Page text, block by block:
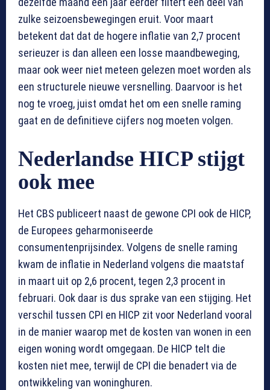
zulke seizoensbewegingen eruit. Voor maart
betekent dat dat de hogere inflatie van 2,7 procent
serieuzer is dan alleen een losse maandbeweging,
maar ook weer niet meteen gelezen moet worden als
een structurele nieuwe versnelling. Daarvoor is het
nog te vroeg, juist omdat het om een snelle raming
gaat en de definitieve cijfers nog moeten volgen.
Nederlandse HICP stijgt
ook mee
Het CBS publiceert naast de gewone CPI ook de HICP,
de Europees geharmoniseerde
consumentenprijsindex. Volgens de snelle raming
kwam de inflatie in Nederland volgens die maatstaf
in maart uit op 2,6 procent, tegen 2,3 procent in
februari. Ook daar is dus sprake van een stijging. Het
verschil tussen CPI en HICP zit voor Nederland vooral
in de manier waarop met de kosten van wonen in een
eigen woning wordt omgegaan. De HICP telt die
kosten niet mee, terwijl de CPI die benadert via de
ontwikkeling van woninghuren.